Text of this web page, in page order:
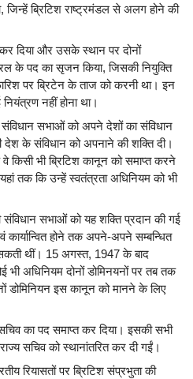
जिन्हें ब्रिटिश राष्ट्रमंडल से अलग होने की
दिया और उसके स्थान पर दोनों
के पद का सृजन किया, जिसकी नियुक्ति
पर ब्रिटेन के ताज को करनी था। इन
नहीं होना था।
संविधान सभाओं को अपने देशों का संविधान
के संविधान को अपनाने की शक्ति दी।
किसी भी ब्रिटिश कानून को समाप्त करने
तक कि उन्हें स्वतंत्रता अधिनियम को भी
संविधान सभाओं को यह शक्ति प्रदान की गई
कार्यान्वित होने तक अपने-अपने सम्बन्धित
सकती थीं। 15 अगस्त, 1947 के बाद
भी अधिनियम दोनों डोमिनयनों पर तब तक
डोमिनियन इस कानून को मानने के लिए
का पद समाप्त कर दिया। इसकी सभी
सचिव को स्थानांतरित कर दी गईं।
रियासतों पर ब्रिटिश संप्रभुता की